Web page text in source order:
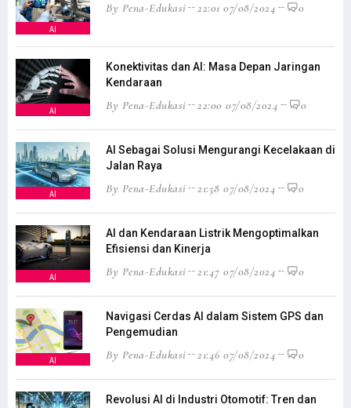
AI
By Pena-Edukasi 22:01 07/08/2024 0
AI
Konektivitas dan AI: Masa Depan Jaringan
Kendaraan
By Pena-Edukasi 22:00 07/08/2024 0
AI
AI Sebagai Solusi Mengurangi Kecelakaan di
Jalan Raya
By Pena-Edukasi 21:58 07/08/2024 0
AI
AI dan Kendaraan Listrik Mengoptimalkan
Efisiensi dan Kinerja
By Pena-Edukasi 21:47 07/08/2024 0
AI
Navigasi Cerdas AI dalam Sistem GPS dan
Pengemudian
By Pena-Edukasi 21:46 07/08/2024 0
Revolusi AI di Industri Otomotif: Tren dan